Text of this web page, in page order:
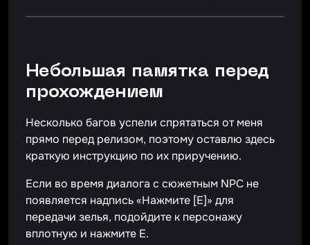
Небольшая памятка перед
прохождением
Несколько багов успели спрятаться от меня
прямо перед релизом, поэтому оставлю здесь
краткую инструкцию по их приручению.
Если во время диалога с сюжетным NPC не
появляется надпись «Нажмите [E]» для
передачи зелья, подойдите к персонажу
вплотную и нажмите E.